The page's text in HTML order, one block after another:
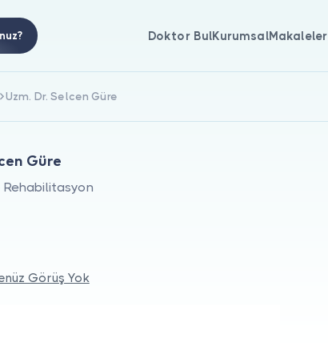
Doktor BulKurumsalMakaleler
Uzm. Dr. Selcen Güre
Güre
Rehabilitasyon
Görüş Yok